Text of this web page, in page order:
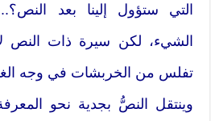
التي ستؤول إلينا بعد
الشيء، لكن سيرة ذات النص
تفلس من الخربشات في وجه
وينتقل النصُّ بجدية نحو